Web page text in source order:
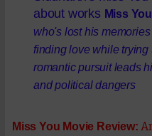
about works Miss
who's lost his
finding love while
romantic pursuit leads
and political dangers
Miss You Movie Review: